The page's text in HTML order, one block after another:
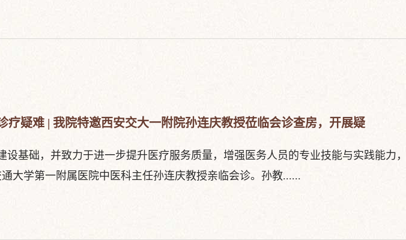
疗疑难 | 我院特邀西安交大一附院孙连庆教授莅临会诊查房，开展疑
设基础，并致力于进一步提升医疗服务质量，增强医务人员的专业技能与实践能力
大学第一附属医院中医科主任孙连庆教授亲临会诊。孙教......